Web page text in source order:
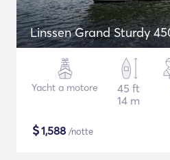
Linssen Grand Sturdy
Yacht a motore
45 ft
14 m
$1,588 /notte